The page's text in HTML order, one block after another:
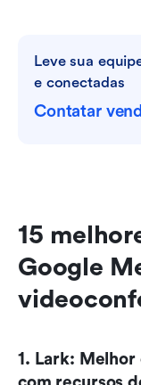
Leve sua
e conectadas
Contatar
15
Google
1. Lark: